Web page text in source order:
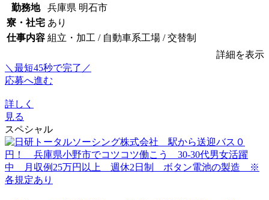
勤務地
兵庫県 明石市
寮・社宅 あり
仕事内容 組立・加工 / 自動車系工場 / 交替制
詳細を表示
＼最短45秒で完了／
応募へ進む
詳しく
見る
スペシャル